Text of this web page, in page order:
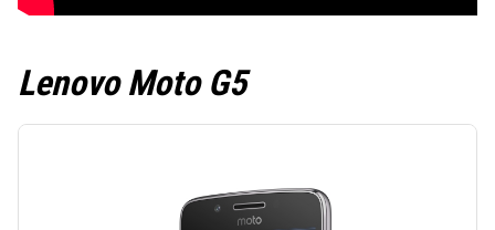
Lenovo Moto G5